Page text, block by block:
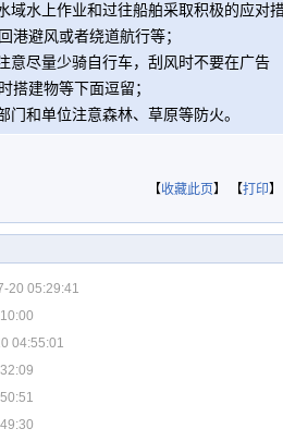
域水上作业和过往船舶采取积极的应对
港避风或者绕道航行等；
意尽量少骑自行车，刮风时不要在广告
搭建物等下面逗留；
门和单位注意森林、草原等防火。
【收藏此页】 【打印】
20 05:29:41
04:55:01